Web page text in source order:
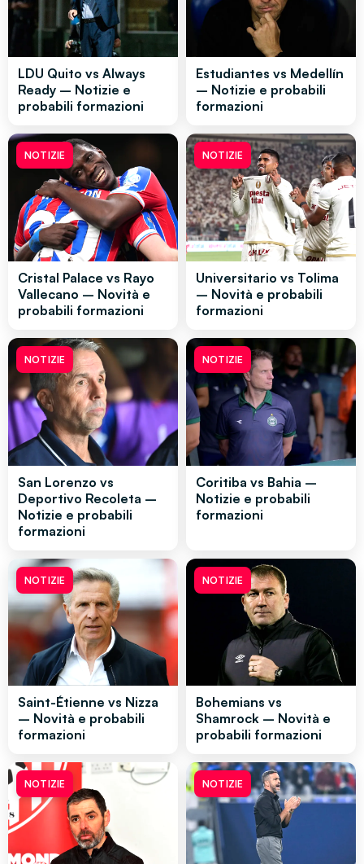
LDU Quito vs Always
Ready – Notizie e
probabili formazioni
Estudiantes vs Medellín
– Notizie e probabili
formazioni
NOTIZIE
Cristal Palace vs Rayo
Vallecano – Novità e
probabili formazioni
NOTIZIE
Universitario vs Tolima
– Novità e probabili
formazioni
NOTIZIE
San Lorenzo vs
Deportivo Recoleta –
Notizie e probabili
formazioni
NOTIZIE
Coritiba vs Bahia –
Notizie e probabili
formazioni
NOTIZIE
Saint-Étienne vs Nizza
– Novità e probabili
formazioni
NOTIZIE
Bohemians vs
Shamrock – Novità e
probabili formazioni
NOTIZIE NOTIZIE